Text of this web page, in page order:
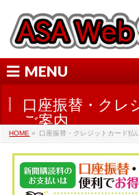
MENU
口座振替・クレ
ご案内
HOME » 口座振替・クレジットカード払